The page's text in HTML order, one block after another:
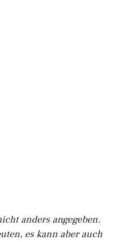
anders angegeben.
es kann aber auch